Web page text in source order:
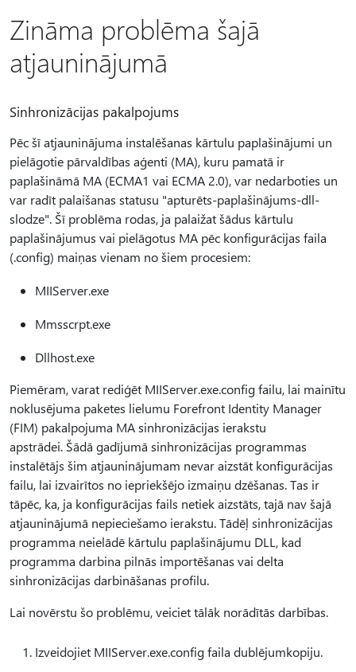
Zināma problēma šajā
atjauninājumā
Sinhronizācijas pakalpojums
Pēc šī atjauninājuma instalēšanas kārtulu paplašinājumi un
pielāgotie pārvaldības aģenti (MA), kuru pamatā ir
paplašināmā MA (ECMA1 vai ECMA 2.0), var nedarboties un
var radīt palaišanas statusu "apturēts-paplašinājums-dll-
slodze". Šī problēma rodas, ja palaižat šādus kārtulu
paplašinājumus vai pielāgotus MA pēc konfigurācijas faila
(.config) maiņas vienam no šiem procesiem:
MIIServer.exe
Mmsscrpt.exe
Dllhost.exe
Piemēram, varat rediģēt MIIServer.exe.config failu, lai mainītu
noklusējuma paketes lielumu Forefront Identity Manager
(FIM) pakalpojuma MA sinhronizācijas ierakstu
apstrādei. Šādā gadījumā sinhronizācijas programmas
instalētājs šim atjauninājumam nevar aizstāt konfigurācijas
failu, lai izvairītos no iepriekšējo izmaiņu dzēšanas. Tas ir
tāpēc, ka, ja konfigurācijas fails netiek aizstāts, tajā nav šajā
atjauninājumā nepieciešamo ierakstu. Tādēļ sinhronizācijas
programma neielādē kārtulu paplašinājumu DLL, kad
programma darbina pilnās importēšanas vai delta
sinhronizācijas darbināšanas profilu.
Lai novērstu šo problēmu, veiciet tālāk norādītās darbības.
Izveidojiet MIIServer.exe.config faila dublējumkopiju.